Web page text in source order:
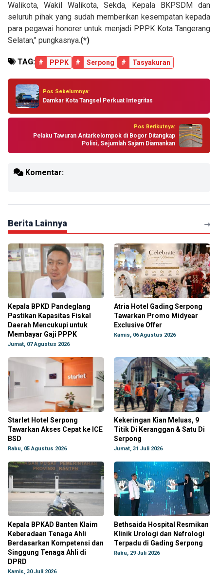
Walikota, Wakil Walikota, Sekda, Kepala BKPSDM dan
seluruh pihak yang sudah memberikan kesempatan kepada
para pegawai honorer untuk menjadi PPPK Kota Tangerang
Selatan," pungkasnya.(*)
TAG: # PPPK # Serpong # Tasyakuran
Pos Sebelumnya:
Damkar Kota Tangsel Perkuat Integritas
Pos Berikutnya:
Pelaku Tawuran Antarkelompok di Bogor Ditangkap
Polisi, Sejumlah Sajam Diamankan
Komentar:
Berita Lainnya
Kepala BPKD Pandeglang
Pastikan Kapasitas Fiskal
Daerah Mencukupi untuk
Membayar Gaji PPPK
Jumat, 07 Agustus 2026
Atria Hotel Gading Serpong
Tawarkan Promo Midyear
Exclusive Offer
Kamis, 06 Agustus 2026
Starlet Hotel Serpong
Tawarkan Akses Cepat ke ICE
BSD
Rabu, 05 Agustus 2026
Kekeringan Kian Meluas, 9
Titik Di Keranggan & Satu Di
Serpong
Jumat, 31 Juli 2026
Kepala BPKAD Banten Klaim
Keberadaan Tenaga Ahli
Berdasarkan Kompetensi dan
Singgung Tenaga Ahli di
DPRD
Kamis, 30 Juli 2026
Bethsaida Hospital Resmikan
Klinik Urologi dan Nefrologi
Terpadu di Gading Serpong
Rabu, 29 Juli 2026